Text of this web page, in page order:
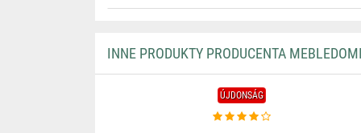
INNE PRODUKTY PRODUCENTA MEBLEDOMI
ÚJDONSÁG